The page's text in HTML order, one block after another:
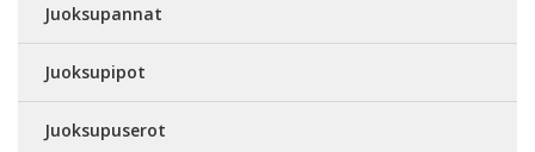
Juoksupannat
Juoksupipot
Juoksupuserot